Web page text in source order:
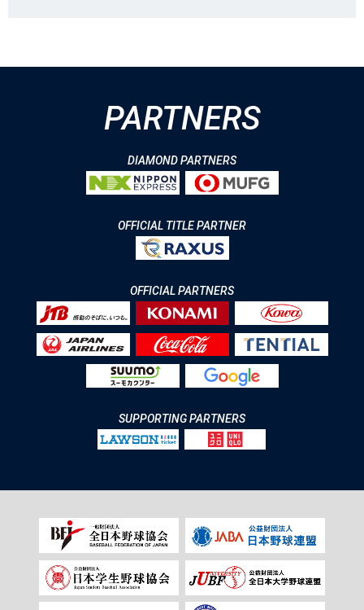
PARTNERS
DIAMOND PARTNERS
OFFICIAL TITLE PARTNER
OFFICIAL PARTNERS
SUPPORTING PARTNERS